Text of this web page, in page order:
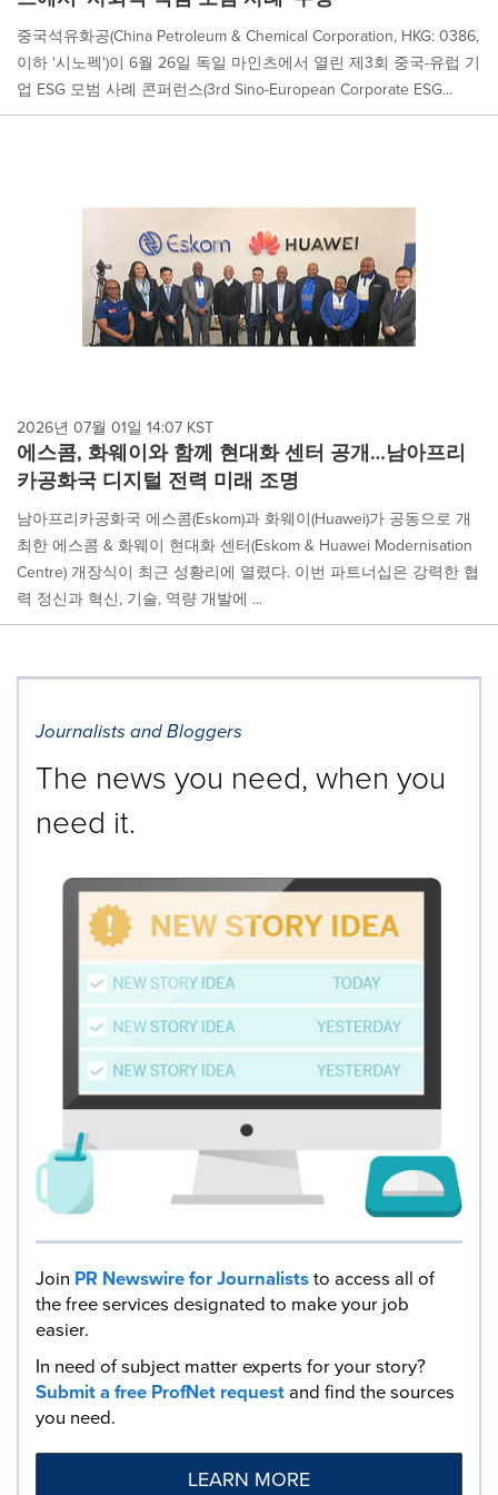
중국석유화공(China Petroleum & Chemical Corporation, HKG: 0386,
이하 '시노펙')이 6월 26일 독일 마인츠에서 열린 제3회 중국-유럽 기
업 ESG 모범 사례 콘퍼런스(3rd Sino-European Corporate ESG...
2026년 07월 01일 14:07 KST
에스콤, 화웨이와 함께 현대화 센터 공개…남아프리
카공화국 디지털 전력 미래 조명
남아프리카공화국 에스콤(Eskom)과 화웨이(Huawei)가 공동으로 개
최한 에스콤 & 화웨이 현대화 센터(Eskom & Huawei Modernisation
Centre) 개장식이 최근 성황리에 열렸다. 이번 파트너십은 강력한 협
력 정신과 혁신, 기술, 역량 개발에 ...
Journalists and Bloggers
The news you need, when you
need it.
Join PR Newswire for Journaliststo access all of
the free services designated to make your job
easier.
In need of subject matter experts for your story?
Submit a free ProfNet requestand find the sources
you need.
LEARN MORE